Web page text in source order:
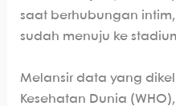
saat berhubungan intim,
sudah menuju ke
Melansir data yang
Kesehatan Dunia